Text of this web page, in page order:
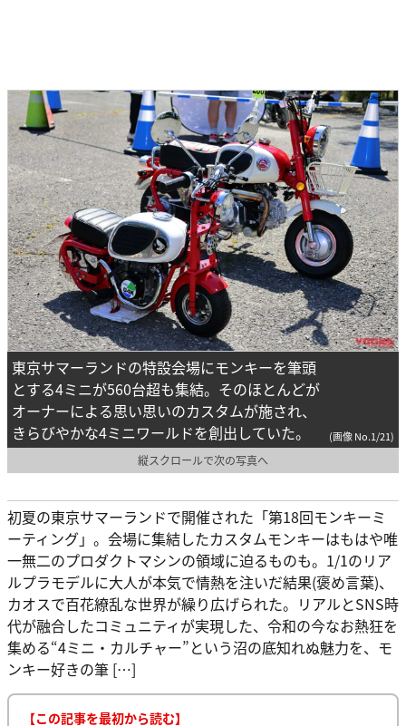
東京サマーランドの特設会場にモンキーを筆頭
とする4ミニが560台超も集結。そのほとんどが
オーナーによる思い思いのカスタムが施され、
きらびやかな4ミニワールドを創出していた。
(画像 No.1/21)
縦スクロールで次の写真へ
初夏の東京サマーランドで開催された「第18回モンキーミ
ーティング」。会場に集結したカスタムモンキーはもはや唯
一無二のプロダクトマシンの領域に迫るものも。1/1のリア
ルプラモデルに大人が本気で情熱を注いだ結果(褒め言葉)、
カオスで百花繚乱な世界が繰り広げられた。リアルとSNS時
代が融合したコミュニティが実現した、令和の今なお熱狂を
集める“4ミニ・カルチャー”という沼の底知れぬ魅力を、モ
ンキー好きの筆 […]
【この記事を最初から読む】